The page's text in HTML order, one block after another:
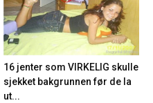
16 jenter som VIRKELIG skulle
sjekket bakgrunnen før de la
ut...